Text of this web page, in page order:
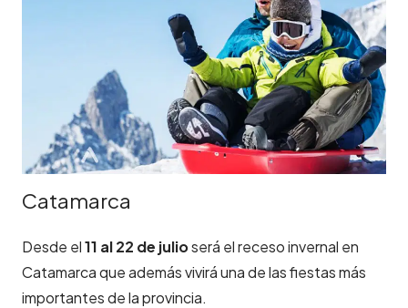
Catamarca
Desde el11 al 22 de julioserá el receso invernal en
Catamarca que además vivirá una de las fiestas más
importantes de la provincia.